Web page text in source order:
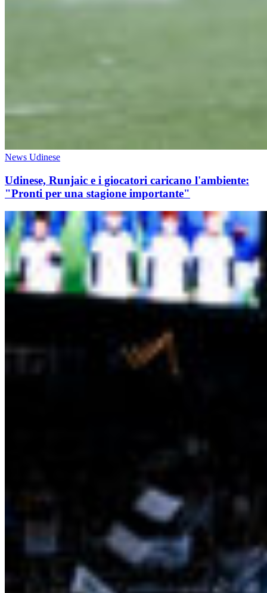
News Udinese
Udinese, Runjaic e i giocatori caricano l'ambiente:
"Pronti per una stagione importante"